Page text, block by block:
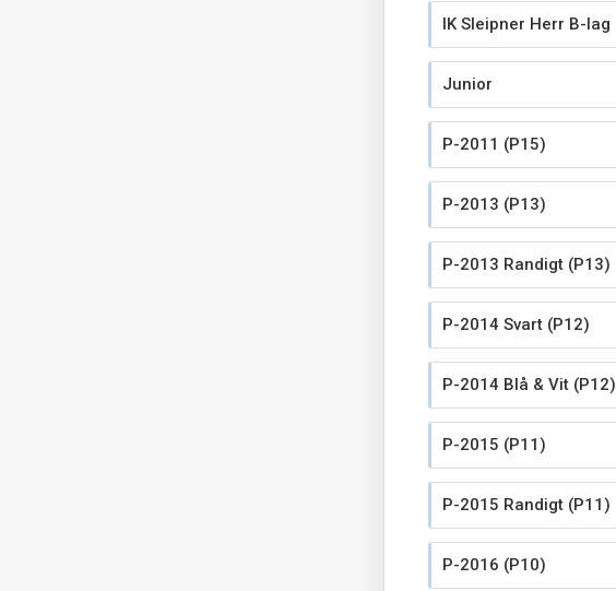
IK Sleipner Herr B-lag
Junior
P-2011 (P15)
P-2013 (P13)
P-2013 Randigt (P13)
P-2014 Svart (P12)
P-2014 Blå & Vit (P12)
P-2015 (P11)
P-2015 Randigt (P11)
P-2016 (P10)